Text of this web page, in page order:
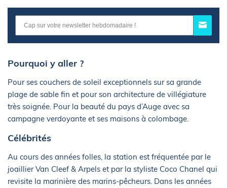
Pourquoi y aller ?
Pour ses couchers de soleil exceptionnels sur sa grande
plage de sable fin et pour son architecture de villégiature
très soignée. Pour la beauté du pays d’Auge avec sa
campagne verdoyante et ses maisons à colombage.
Célébrités
Au cours des années folles, la station est fréquentée par le
joaillier Van Cleef & Arpels et par la styliste Coco Chanel qui
revisite la marinière des marins-pêcheurs. Dans les années